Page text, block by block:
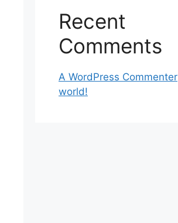
Recent
Comments
A WordPress Commenter
world!